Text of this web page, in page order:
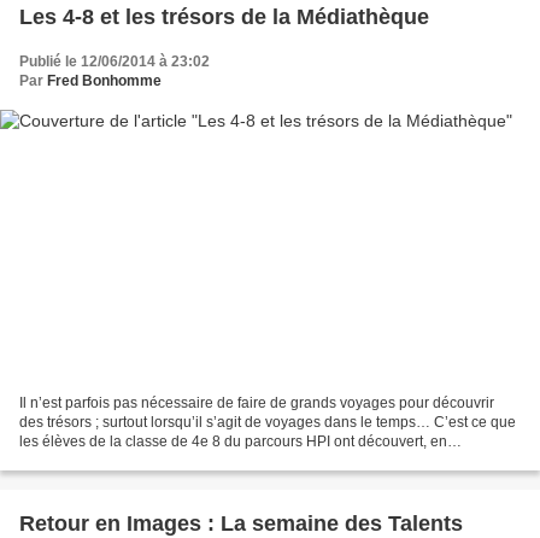
Les 4-8 et les trésors de la Médiathèque
Publié le 12/06/2014 à 23:02
Par Fred Bonhomme
Il n’est parfois pas nécessaire de faire de grands voyages pour découvrir
des trésors ; surtout lorsqu’il s’agit de voyages dans le temps… C’est ce que
les élèves de la classe de 4e 8 du parcours HPI ont découvert, en
Retour en Images : La semaine des Talents